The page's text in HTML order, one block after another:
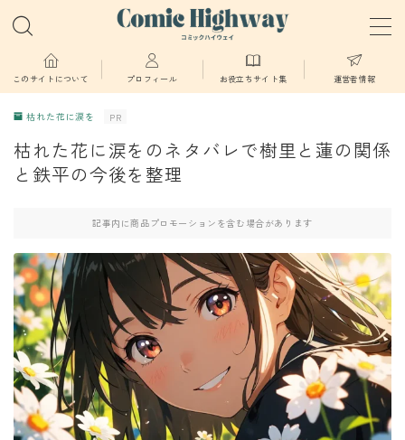
MENU
少年・青年向け
少女・女性向け
TL・BL漫画
異世界物語
漫画
葬送のフリーレン
みいちゃんと山田さん
このサイトについて プロフィール お役立ちサイト集 運営者情報
枯れた花に涙を PR
枯れた花に涙をのネタバレで樹里と蓮の関係
と鉄平の今後を整理
記事内に商品プロモーションを含む場合があります